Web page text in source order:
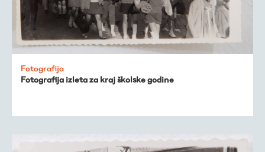
Fotografija
Fotografija izleta za kraj školske godine